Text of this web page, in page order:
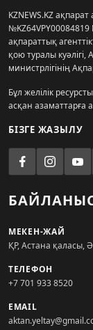
KZNEWS.KZ
ақпараттық
қою туралы
министрлігінің
Бұл желілік
асқан азаматтарға
БІЗГЕ ЖАЗЫЛУ
МЕКЕН-ЖАЙ
ҚР, Астана қаласы,
ТЕЛЕФОН
+7 701 933 8520
EMAIL